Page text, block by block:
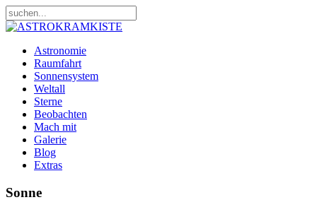
Astronomie
Raumfahrt
Sonnensystem
Weltall
Sterne
Beobachten
Mach mit
Galerie
Blog
Extras
Sonne